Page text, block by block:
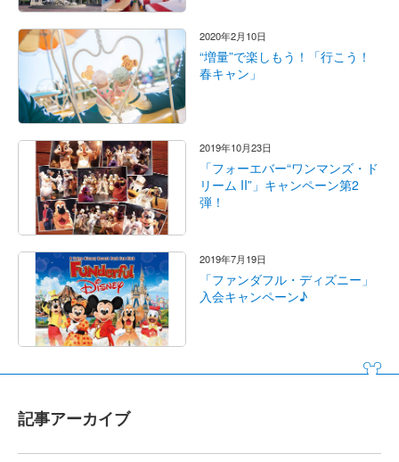
2020年2月10日
“増量”で楽しもう！「行こう！
春キャン」
2019年10月23日
「フォーエバー“ワンマンズ・ド
リーム II”」キャンペーン第2
弾！
2019年7月19日
「ファンダフル・ディズニー」
入会キャンペーン♪
記事アーカイブ